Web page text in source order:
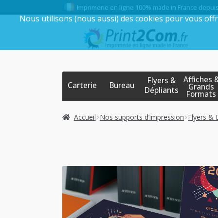
Imprimerie en ligne 100% made in France
Aller
à
la
Aller
au
contenu
Carterie Bureau
Flyers &
Dépliants
Affiches
Grands
Formats
Accueil Nos supports d’impression Flyers &
Nous utilisons (nous aussi) des cookies pour vous